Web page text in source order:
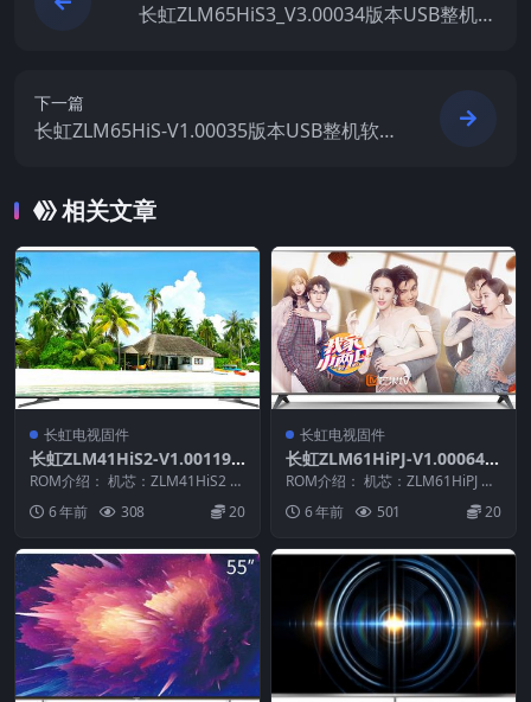
长虹ZLM65HiS3_V3.00034版本USB整机软
下一篇
长虹ZLM65HiS-V1.00035版本USB整机软件
相关文章
长虹电视固件
长虹ZLM41HiS2-V1.00119
整机原厂刷机固件下载
ROM介绍： 机芯：ZLM41HiS2 固
件版本：V1.00119 适用机型：
请...6 年前 308 20
长虹电视固件
长虹ZLM61HiPJ-V1.00064版
本USB整机软件刷机固件下载
ROM介绍： 机芯：ZLM61HiPJ 固
件版本：V1.00064 适用机型：
请...6 年前 501 20